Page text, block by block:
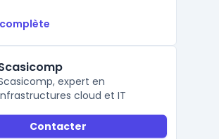
expert en
cloud et IT
Contacter